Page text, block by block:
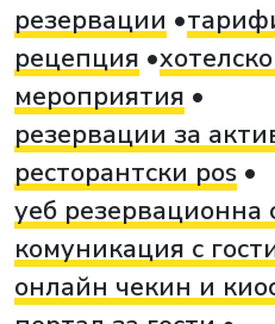
резервации
рецепция
мероприятия
резервации за
ресторантски pos
уеб резервационна
комуникация с
онлайн чекин и